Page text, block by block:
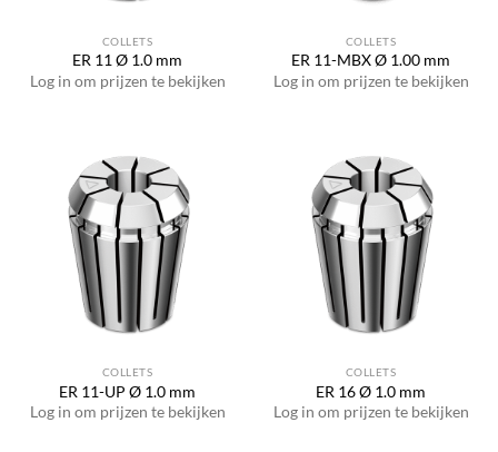
COLLETS
ER 11 Ø 1.0 mm
Log in om prijzen te bekijken
COLLETS
ER 11-MBX Ø 1.00 mm
Log in om prijzen te bekijken
COLLETS
ER 11-UP Ø 1.0 mm
Log in om prijzen te bekijken
COLLETS
ER 16 Ø 1.0 mm
Log in om prijzen te bekijken